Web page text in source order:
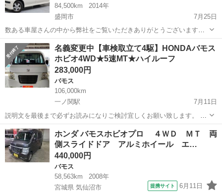
84,500km
2014年
盛岡市
7月25日
数ある車屋さんの中から弊社をご覧いただきありがとうございます！
オトロン盛岡店と申します(^^♪ 東北３店舗目、オトロン最北端のお店
として、2024年4月1日に新店舗オープンとなりました🔥 最近は岩手も
やっ...
岩手 盛岡市 バモス 車両
名義変更中【車検取立て4駆】HONDAバモス
ホビオ4WD★5速MT★ハイルーフ
283,000円
バモス
106,000km
一ノ関駅
7月11日
説明文を最後まで必ずお読みになりご検討宜しくお願い致します。 ★
整備済み！車検取立てなので不具合なし♪ ⭐️その場で乗って帰る場合は
「住民票」をお持ち下さい。他県であってもナンバー変更なしで所有
者変更します。後日、車検証...
岩手 一関市 一ノ関駅 バモス 車両
ホンダ バモスホビオプロ ４ＷＤ ＭＴ 両
側スライドドア アルミホイール エ…
440,000円
バモス
58,563km
2008年
宮城県 気仙沼市
提携サイト 6月11日